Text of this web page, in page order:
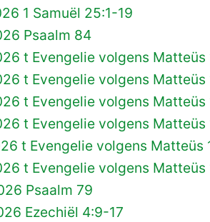
1 Samuël 25:1-19
Psaalm 84
t Evengelie volgens Matteüs
t Evengelie volgens
t Evengelie volgens
t Evengelie volgens Matteüs
t Evengelie volgens Matteüs
t Evengelie volgens
Psaalm 79
Ezechiël 4:9-17